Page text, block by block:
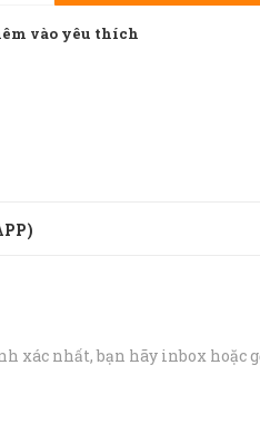
vào yêu thích
xác nhất, bạn hãy inbox hoặc